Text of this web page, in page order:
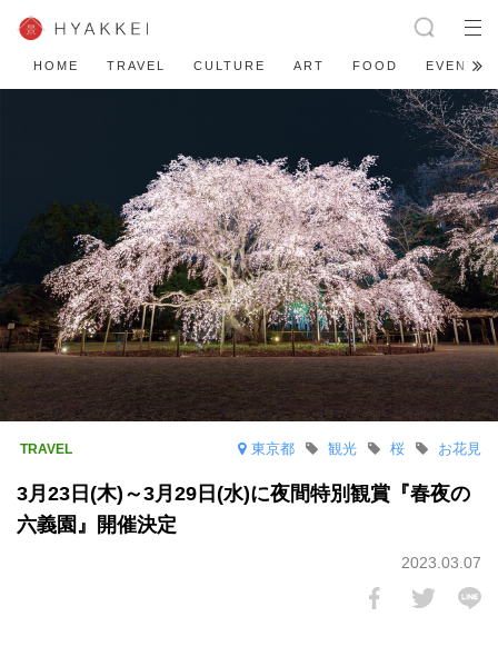
HOME TRAVEL CULTURE ART FOOD EVENT
東京都 お花見
桜
観光
3月23日(木)～3月29日(水)に夜間特別観賞『春夜の
六義園』開催決定
2023.03.07